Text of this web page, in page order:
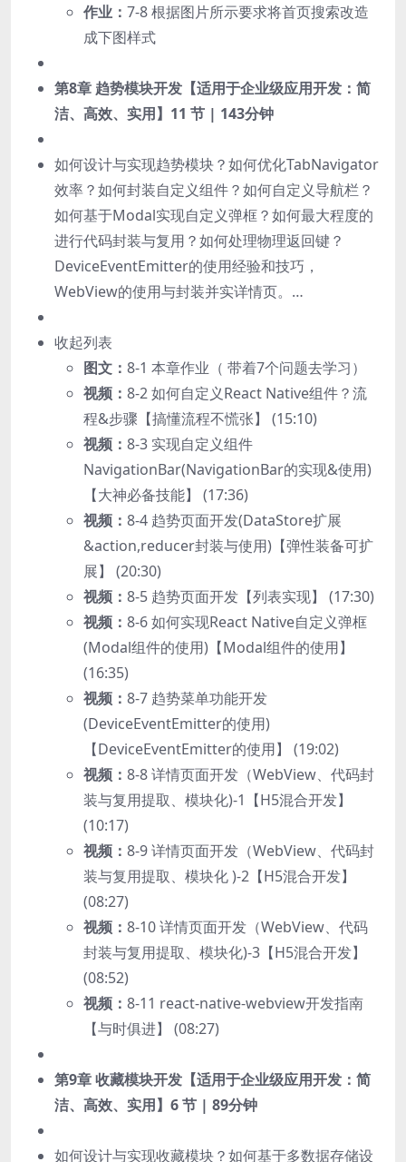
作业： 7-8 根据图片所示要求将首页搜索改造
成下图样式
第8章 趋势模块开发【适用于企业级应用开发：简
洁、高效、实用】 11 节 | 143分钟
如何设计与实现趋势模块？如何优化TabNavigator
效率？如何封装自定义组件？如何自定义导航栏？
如何基于Modal实现自定义弹框？如何最大程度的
进行代码封装与复用？如何处理物理返回键？
DeviceEventEmitter的使用经验和技巧，
WebView的使用与封装并实详情页。…
收起列表
图文： 8-1 本章作业（ 带着7个问题去学习）
视频： 8-2 如何自定义React Native组件？流
程&步骤【搞懂流程不慌张】 (15:10)
视频： 8-3 实现自定义组件
NavigationBar(NavigationBar的实现&使用)
【大神必备技能】 (17:36)
视频： 8-4 趋势页面开发(DataStore扩展
&action,reducer封装与使用)【弹性装备可扩
展】 (20:30)
视频： 8-5 趋势页面开发【列表实现】 (17:30)
视频： 8-6 如何实现React Native自定义弹框
(Modal组件的使用)【Modal组件的使用】
(16:35)
视频： 8-7 趋势菜单功能开发
(DeviceEventEmitter的使用)
【DeviceEventEmitter的使用】 (19:02)
视频： 8-8 详情页面开发（WebView、代码封
装与复用提取、模块化)-1【H5混合开发】
(10:17)
视频： 8-9 详情页面开发（WebView、代码封
装与复用提取、模块化 )-2【H5混合开发】
(08:27)
视频： 8-10 详情页面开发（WebView、代码
封装与复用提取、模块化)-3【H5混合开发】
(08:52)
视频： 8-11 react-native-webview开发指南
【与时俱进】 (08:27)
第9章 收藏模块开发【适用于企业级应用开发：简
洁、高效、实用】 6 节 | 89分钟
如何设计与实现收藏模块？如何基于多数据存储设